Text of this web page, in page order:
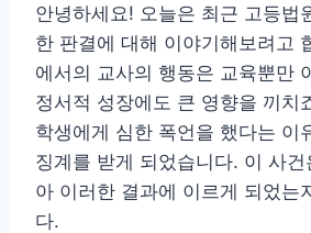
안녕하세요! 오늘은 최근 고등법
한 판결에 대해 이야기해보려고
에서의 교사의 행동은 교육뿐만
정서적 성장에도 큰 영향을 끼치
학생에게 심한 폭언을 했다는 이
징계를 받게 되었습니다. 이 사
아 이러한 결과에 이르게 되었는
다.